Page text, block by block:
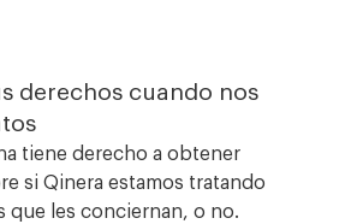
derechos cuando nos
tiene derecho a obtener
si Qinera estamos tratando
que les conciernan, o no.